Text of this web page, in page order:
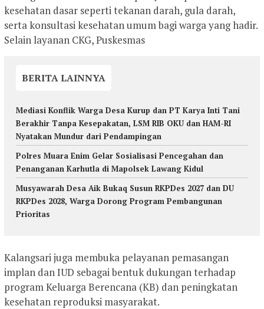
kesehatan dasar seperti tekanan darah, gula darah,
serta konsultasi kesehatan umum bagi warga yang hadir.
Selain layanan CKG, Puskesmas
BERITA LAINNYA
Mediasi Konflik Warga Desa Kurup dan PT Karya Inti Tani
Berakhir Tanpa Kesepakatan, LSM RIB OKU dan HAM-RI
Nyatakan Mundur dari Pendampingan
Polres Muara Enim Gelar Sosialisasi Pencegahan dan
Penanganan Karhutla di Mapolsek Lawang Kidul
Musyawarah Desa Aik Bukaq Susun RKPDes 2027 dan DU
RKPDes 2028, Warga Dorong Program Pembangunan
Prioritas
Kalangsari juga membuka pelayanan pemasangan
implan dan IUD sebagai bentuk dukungan terhadap
program Keluarga Berencana (KB) dan peningkatan
kesehatan reproduksi masyarakat.